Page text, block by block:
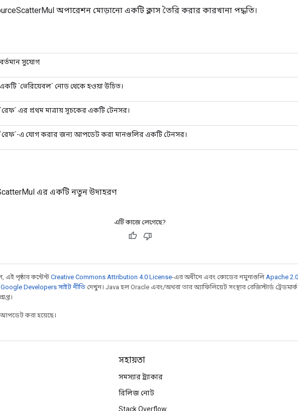
অপারেশন মোড়ানো একটি ক্লাস তৈরি করার কারখানা পদ্ধতি।
বর্তমান সুযোগ
একটি `ভেরিয়েবল` নোড থেকে হওয়া উচিত।
`রেফ` এর প্রথম মাত্রায় সূচকের একটি টেনসর।
`রেফ`-এ যোগ করার জন্য আপডেট করা মানগুলির একটি টেনসর।
এর একটি নতুন উদাহরণ
এটি কাজে লেগেছে?
এই পৃষ্ঠার কন্টেন্ট Creative Commons Attribution 4.0 License-এর অধীনে এবং কোডের নমুনাগুলিApache
Google Developers সাইট নীতি দেখুন। Java হল Oracle এবং/অথবা তার অ্যাফিলিয়েট সংস্থার রেজিস্টার্ড
আপডেট করা হয়েছে।
সহায়তা
সমস্যার ট্র্যাকার
রিলিজ নোট
Stack Overflow